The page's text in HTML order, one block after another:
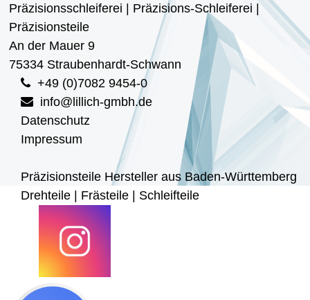
Präzisionsschleiferei | Präzisions-Schleiferei |
Präzisionsteile
An der Mauer 9
75334 Straubenhardt-Schwann
+49 (0)7082 9454-0
info@lillich-gmbh.de
Datenschutz
Impressum
Präzisionsteile Hersteller aus Baden-Württemberg
Drehteile | Frästeile | Schleifteile